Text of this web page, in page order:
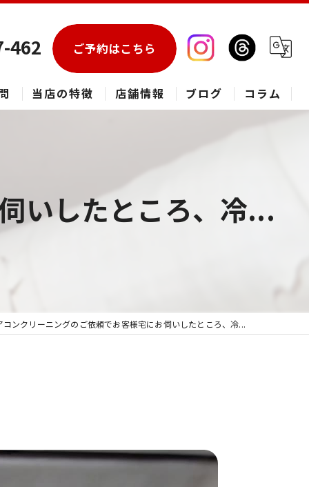
462 ご予約はこちら
当店の特徴
草加市のハウスクリーニング
店舗情報 ブログ コラム
いしたところ、冷...
コンクリーニングのご依頼でお客様宅にお伺いしたところ、冷...